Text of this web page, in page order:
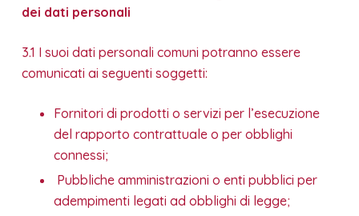
dei dati personali
3.1 I suoi dati personali comuni potranno essere
comunicati ai seguenti soggetti:
Fornitori di prodotti o servizi per l’esecuzione
del rapporto contrattuale o per obblighi
connessi;
Pubbliche amministrazioni o enti pubblici per
adempimenti legati ad obblighi di legge;